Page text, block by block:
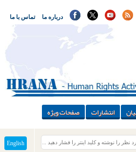
تماس با ما درباره ما
انتشارات صفحات ویژه
English